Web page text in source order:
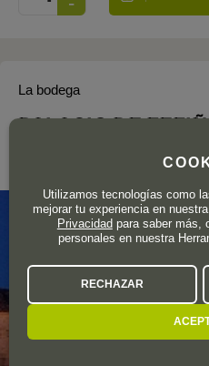
La bodega
PALACIO DE
Utilizamos tecnologías como
mejorar tu experiencia en
Privacidadpara saber más,
personales en nuestra
RECHAZAR